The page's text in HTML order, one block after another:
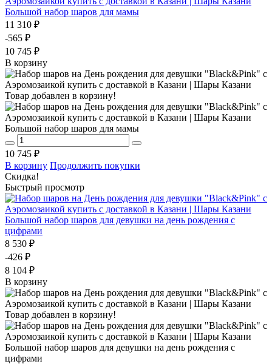
Большой набор шаров для мамы
11 310 ₽
-565 ₽
10 745 ₽
В корзину
Товар добавлен в корзину!
Большой набор шаров для мамы
10 745 ₽
В корзину Продолжить покупки
Скидка!
Быстрый просмотр
Большой набор шаров для девушки на день рождения с
цифрами
8 530 ₽
-426 ₽
8 104 ₽
В корзину
Товар добавлен в корзину!
Большой набор шаров для девушки на день рождения с
цифрами